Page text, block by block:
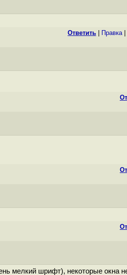
Ответить Правка|
мелкий шрифт), некоторые окна